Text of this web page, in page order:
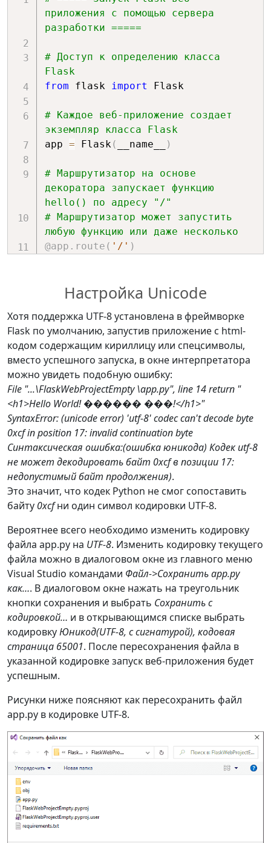
приложения с помощью сервера
разработки =====
# Доступ к определению класса
Flask
from flask import Flask
# Каждое веб-приложение создает
экземпляр класса Flask
app = Flask ( __name__ )
# Маршрутизатор на основе
декоратора запускает функцию
hello() по адресу "/"
# Маршрутизатор может запустить
любую функцию или даже несколько
@app . route ( '/' )
указанному
# в маршрутизаторе адресу
return "<h1>Hello World!
Привет Мир!</h1>"
if __name__ == '__main__'
import os
# Получение имени хоста для
запуска веб-приложения.
# Настраивается в свойствах
проекта.
    HOST
=
os.environ .get('SERVER_HOST'
'localhost' )
строки ниже
# в окне интерпретатора
распечатается список
# переменных среды со
значениями.
#print("===== Переменнные
среды =====")
#for key in os.environ.keys()
:
#    print("{0}:
{1}".format(key, os.environ[key]),
end="\n")
#print("===== /Переменнные
try:
# Номер порта доступа к
случайным образом.
Настройка Unicode
Хотя поддержка UTF-8 установлена в фреймворке
Flask по умолчанию, запустив приложение с html-
кодом содержащим кириллицу или спецсимволы,
вместо успешного запуска, в окне интерпретатора
можно увидеть подобную ошибку:
File "...\FlaskWebProjectEmpty \app.py", line 14 return "
<h1>Hello World! ������ ���!</h1>"
SyntaxError: (unicode error) 'utf-8' codec can't decode byte
0xcf in position 17: invalid continuation byte
Синтаксическая ошибка:(ошибка юникода) Кодек utf-8
не может декодировать байт 0xcf в позиции 17:
недопустимый байт продолжения).
Это значит, что кодек Python не смог сопоставить
байту 0xcfни один символ кодировки UTF-8.
Вероятнее всего необходимо изменить кодировку
файла app.py на UTF-8. Изменить кодировку текущего
файла можно в диалоговом окне из главного меню
Visual Studio командами Файл->Сохранить app.py
как…. В диалоговом окне нажать на треугольник
кнопки сохранения и выбрать Сохранить с
кодировкой… и в открывающимся списке выбрать
кодировкуЮникод(UTF-8, с сигнатурой), кодовая
страница 65001. После пересохранения файла в
указанной кодировке запуск веб-приложения будет
успешным.
Рисунки ниже поясняют как пересохранить файл
app.py в кодировке UTF-8.